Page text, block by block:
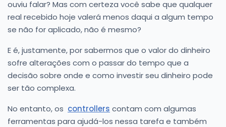
ouviu falar? Mas com certeza você sabe que qualquer
real recebido hoje valerá menos daqui a algum tempo
se não for aplicado, não é mesmo?
E é, justamente, por sabermos que o valor do dinheiro
sofre alterações com o passar do tempo que a
decisão sobre onde e como investir seu dinheiro pode
ser tão complexa.
No entanto, os controllers contam com algumas
ferramentas para ajudá-los nessa tarefa e também